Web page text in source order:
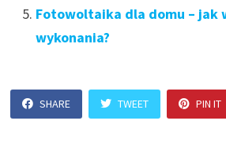
Fotowoltaika dla domu – jak
wykonania?
SHARE TWEET PIN IT